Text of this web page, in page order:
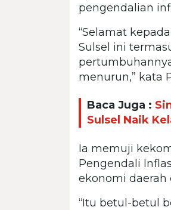
pengendalian
“Selamat
Sulsel ini
menurun,” kata
Baca Juga :
Sulsel Naik
Ia memuji
Pengendali
ekonomi daerah
“Itu betul-betul